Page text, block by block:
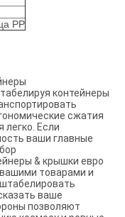
PP
контейнеры
сжатия
легко. Если
ваши главные
& крышки евро
товарами и
ваше
позволяют